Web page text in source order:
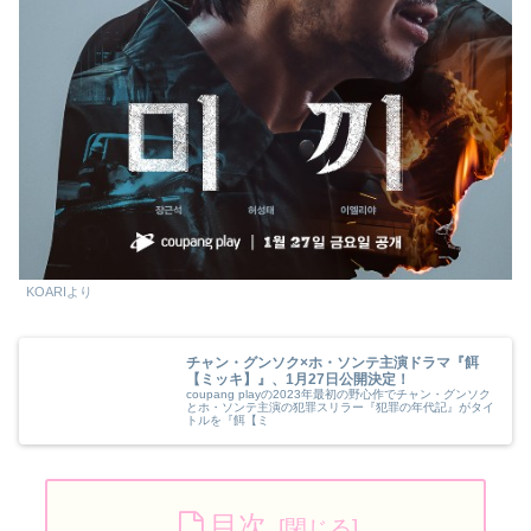
KOARIより
チャン・グンソク×ホ・ソンテ主演ドラマ『餌
【ミッキ】』、1月27日公開決定！
coupang playの2023年最初の野心作でチャン・グンソク
とホ・ソンテ主演の犯罪スリラー『犯罪の年代記』がタイ
トルを『餌【ミ